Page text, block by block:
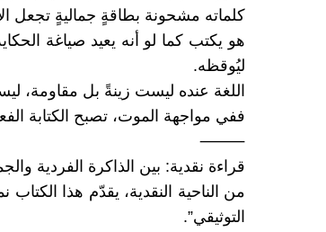
كلماته مشحونة بطاقةٍ جماليةٍ تجعل
هو يكتب كما لو أنه يعيد صياغة
ليُوقظه.
اللغة عنده ليست زينةً بل مقاومة،
ففي مواجهة الموت، تصبح الكتابة
⸻
قراءة نقدية: بين الذاكرة الفردية
من الناحية النقدية، يقدّم هذا
التوثيقي”.